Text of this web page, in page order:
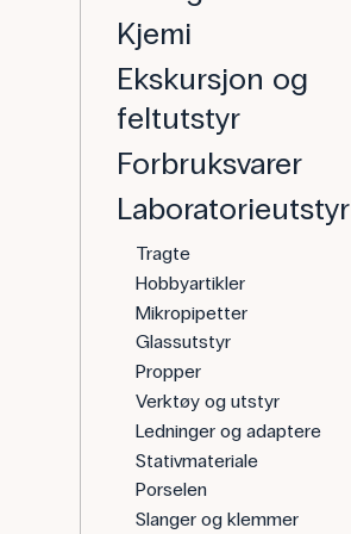
Kjemi
Ekskursjon og
feltutstyr
Forbruksvarer
Laboratorieutstyr
Tragte
Hobbyartikler
Mikropipetter
Glassutstyr
Propper
Verktøy og utstyr
Ledninger og adaptere
Stativmateriale
Porselen
Slanger og klemmer